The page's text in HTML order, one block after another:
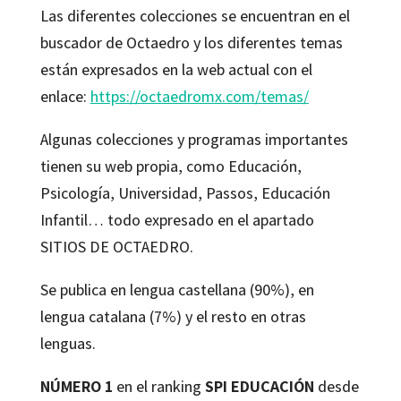
Las diferentes colecciones se encuentran en el
buscador de Octaedro y los diferentes temas
están expresados en la web actual con el
enlace: https://octaedromx.com/temas/
Algunas colecciones y programas importantes
tienen su web propia, como Educación,
Psicología, Universidad, Passos, Educación
Infantil… todo expresado en el apartado
SITIOS DE OCTAEDRO.
Se publica en lengua castellana (90%), en
lengua catalana (7%) y el resto en otras
lenguas.
NÚMERO 1 en el ranking SPI EDUCACIÓN desde